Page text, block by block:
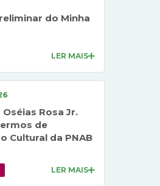
do Minha
LER MAIS
Rosa Jr.
de
Cultural da PNAB
LER MAIS